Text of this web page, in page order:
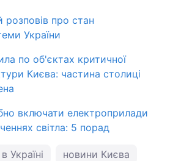
розповів про стан
України
по об'єктах критичної
Києва: частина столиці
включати електроприлади
світла: 5 порад
Україні новини Києва